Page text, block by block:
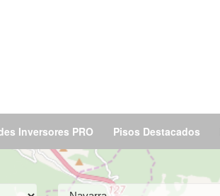
Inversores PRO Pisos Destacados